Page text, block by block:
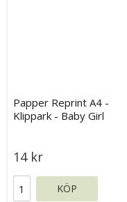
Papper Reprint A4 -
Klippark - Baby Girl
14 kr
KÖP